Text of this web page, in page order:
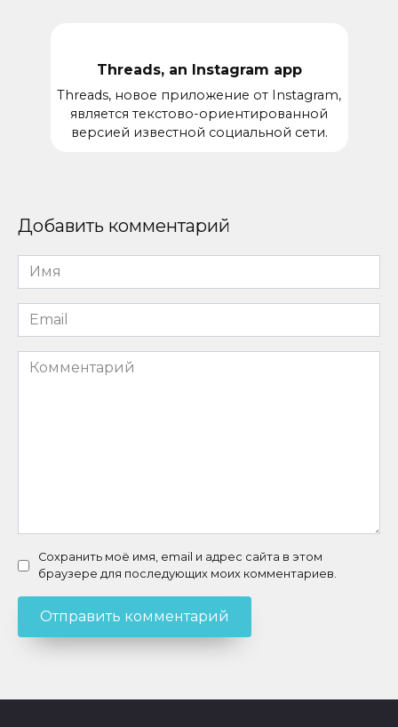
Threads, an Instagram app
Threads, новое приложение от Instagram,
является текстово-ориентированной
версией известной социальной сети.
Добавить комментарий
Имя
*
Email
*
Комментарий
Сохранить моё имя, email и адрес сайта в этом
браузере для последующих моих комментариев.